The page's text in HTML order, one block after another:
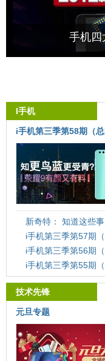
手机四
I手机
i手机第三季第58期（
新奇特： 知道这些
i手机第三季第57期
i手机第三季第56期
i手机第三季第55期
技术先锋
元旦专题